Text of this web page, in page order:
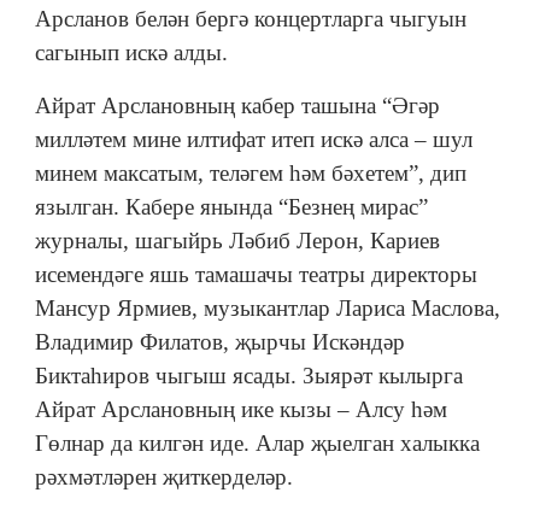
Арсланов белән бергә концертларга чыгуын
сагынып искә алды.
Айрат Арслановның кабер ташына “Әгәр
милләтем мине илтифат итеп искә алса – шул
минем максатым, теләгем һәм бәхетем”, дип
язылган. Кабере янында “Безнең мирас”
журналы, шагыйрь Ләбиб Лерон, Кариев
исемендәге яшь тамашачы театры директоры
Мансур Ярмиев, музыкантлар Лариса Маслова,
Владимир Филатов, җырчы Искәндәр
Биктаһиров чыгыш ясады. Зыярәт кылырга
Айрат Арслановның ике кызы – Алсу һәм
Гөлнар да килгән иде. Алар җыелган халыкка
рәхмәтләрен җиткерделәр.